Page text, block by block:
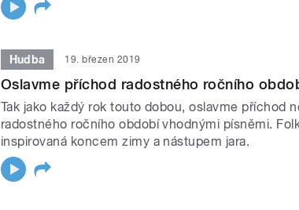
Hudba 19. březen 2019
Oslavme příchod radostného ročního
Tak jako každý rok touto dobou, oslavme příchod
radostného ročního období vhodnými písněmi.
inspirovaná koncem zimy a nástupem jara.